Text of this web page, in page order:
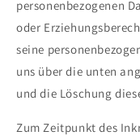
personenbezogenen
oder
seine
uns über die unten
und die Löschung
Zum Zeitpunkt des